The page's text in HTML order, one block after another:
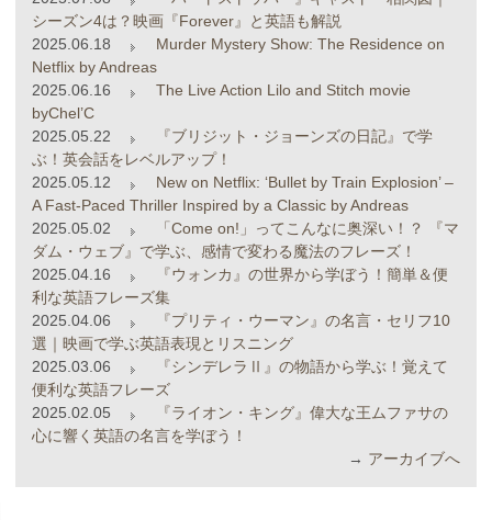
シーズン4は？映画『Forever』と英語も解説
2025.06.18
Murder Mystery Show: The Residence on
Netflix by Andreas
2025.06.16
The Live Action Lilo and Stitch movie
byChel’C
2025.05.22
『ブリジット・ジョーンズの日記』で学
ぶ！英会話をレベルアップ！
2025.05.12
New on Netflix: ‘Bullet by Train Explosion’ –
A Fast-Paced Thriller Inspired by a Classic by Andreas
2025.05.02
「Come on!」ってこんなに奥深い！？ 『マ
ダム・ウェブ』で学ぶ、感情で変わる魔法のフレーズ！
2025.04.16
『ウォンカ』の世界から学ぼう！簡単＆便
利な英語フレーズ集
2025.04.06
『プリティ・ウーマン』の名言・セリフ10
選｜映画で学ぶ英語表現とリスニング
2025.03.06
『シンデレラⅡ』の物語から学ぶ！覚えて
便利な英語フレーズ
2025.02.05
『ライオン・キング』偉大な王ムファサの
心に響く英語の名言を学ぼう！
→ アーカイブへ